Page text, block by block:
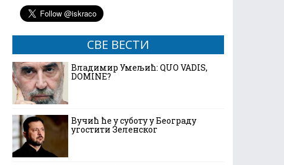
СВЕ ВЕСТИ
Владимир Умељић: QUO VADIS,
DOMINE?
Вучић ће у суботу у Београду
угостити Зеленског